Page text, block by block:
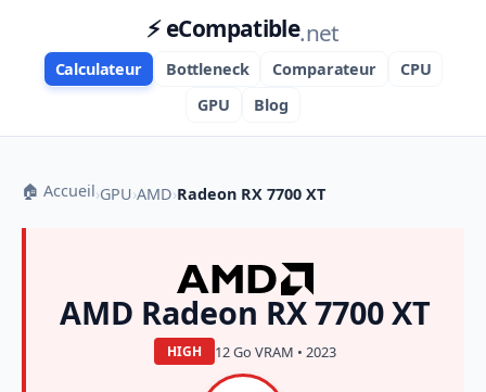
⚡ eCompatible.net
Calculateur Bottleneck Comparateur
CPU
GPU
Blog
🏠 Accueil›GPU›AMD›Radeon RX 7700 XT
AMD Radeon RX 7700 XT
HIGH 12 Go VRAM • 2023